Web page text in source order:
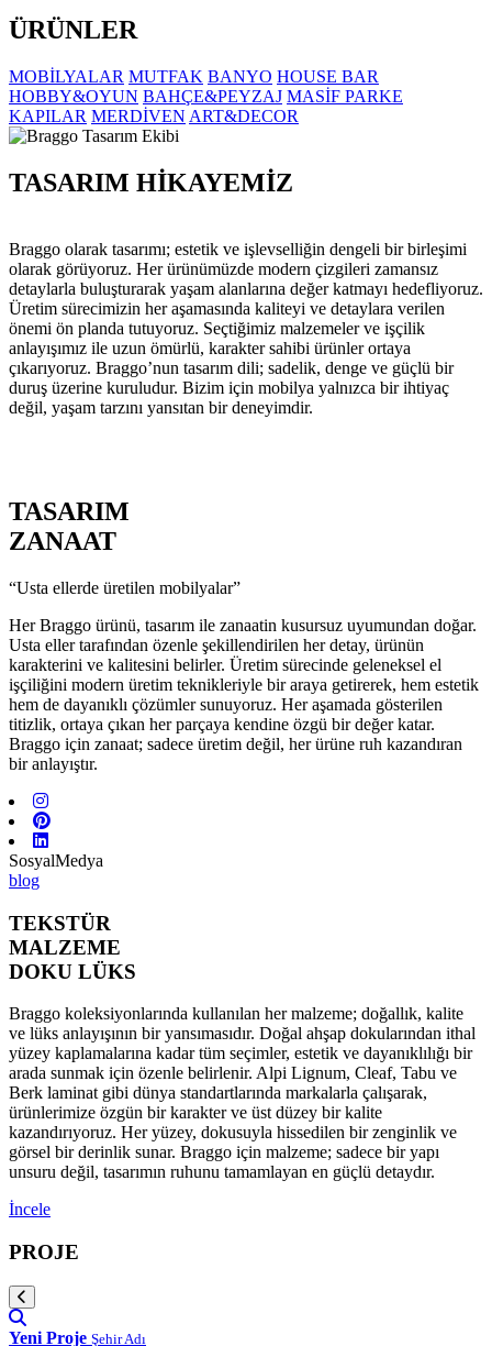
ÜRÜNLER
MOBİLYALAR MUTFAK BANYO HOUSE BAR
HOBBY&OYUN BAHÇE&PEYZAJ MASİF PARKE
KAPILAR MERDİVEN ART&DECOR
TASARIM HİKAYEMİZ
Braggo olarak tasarımı; estetik ve işlevselliğin dengeli bir birleşimi
olarak görüyoruz. Her ürünümüzde modern çizgileri zamansız
detaylarla buluşturarak yaşam alanlarına değer katmayı hedefliyoruz.
Üretim sürecimizin her aşamasında kaliteyi ve detaylara verilen
önemi ön planda tutuyoruz. Seçtiğimiz malzemeler ve işçilik
anlayışımız ile uzun ömürlü, karakter sahibi ürünler ortaya
çıkarıyoruz. Braggo’nun tasarım dili; sadelik, denge ve güçlü bir
duruş üzerine kuruludur. Bizim için mobilya yalnızca bir ihtiyaç
değil, yaşam tarzını yansıtan bir deneyimdir.
TASARIM
ZANAAT
“Usta ellerde üretilen mobilyalar”
Her Braggo ürünü, tasarım ile zanaatin kusursuz uyumundan doğar.
Usta eller tarafından özenle şekillendirilen her detay, ürünün
karakterini ve kalitesini belirler. Üretim sürecinde geleneksel el
işçiliğini modern üretim teknikleriyle bir araya getirerek, hem estetik
hem de dayanıklı çözümler sunuyoruz. Her aşamada gösterilen
titizlik, ortaya çıkan her parçaya kendine özgü bir değer katar.
Braggo için zanaat; sadece üretim değil, her ürüne ruh kazandıran
bir anlayıştır.
SosyalMedya
blog
TEKSTÜR
MALZEME
DOKU LÜKS
Braggo koleksiyonlarında kullanılan her malzeme; doğallık, kalite
ve lüks anlayışının bir yansımasıdır. Doğal ahşap dokularından ithal
yüzey kaplamalarına kadar tüm seçimler, estetik ve dayanıklılığı bir
arada sunmak için özenle belirlenir. Alpi Lignum, Cleaf, Tabu ve
Berk laminat gibi dünya standartlarında markalarla çalışarak,
ürünlerimize özgün bir karakter ve üst düzey bir kalite
kazandırıyoruz. Her yüzey, dokusuyla hissedilen bir zenginlik ve
görsel bir derinlik sunar. Braggo için malzeme; sadece bir yapı
unsuru değil, tasarımın ruhunu tamamlayan en güçlü detaydır.
İncele
PROJE
Yeni Proje Şehir Adı